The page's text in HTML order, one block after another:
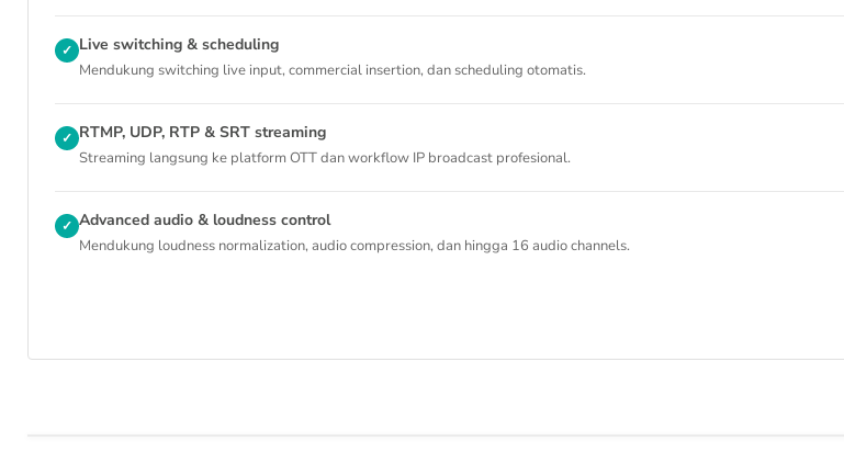
✓ Live switching & scheduling
Mendukung switching live input, commercial insertion, dan scheduling otomatis.
✓ RTMP, UDP, RTP & SRT streaming
Streaming langsung ke platform OTT dan workflow IP broadcast profesional.
✓ Advanced audio & loudness control
Mendukung loudness normalization, audio compression, dan hingga 16 audio channels.